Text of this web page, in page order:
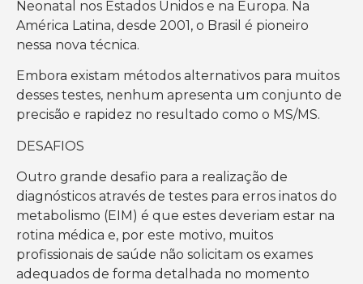
Neonatal nos Estados Unidos e na Europa. Na
América Latina, desde 2001, o Brasil é pioneiro
nessa nova técnica.
Embora existam métodos alternativos para muitos
desses testes, nenhum apresenta um conjunto de
precisão e rapidez no resultado como o MS/MS.
DESAFIOS
Outro grande desafio para a realização de
diagnósticos através de testes para erros inatos do
metabolismo (EIM) é que estes deveriam estar na
rotina médica e, por este motivo, muitos
profissionais de saúde não solicitam os exames
adequados de forma detalhada no momento